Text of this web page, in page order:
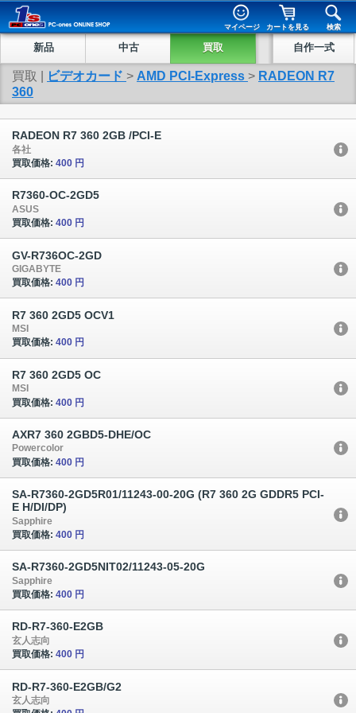
マイページ カートを見る 検索
新品 中古 買取 自作一式
買取 | ビデオカード > AMD PCI-Express > RADEON R7
360
RADEON R7 360 2GB /PCI-E
各社
買取価格: 400 円
R7360-OC-2GD5
ASUS
買取価格: 400 円
GV-R736OC-2GD
GIGABYTE
買取価格: 400 円
R7 360 2GD5 OCV1
MSI
買取価格: 400 円
R7 360 2GD5 OC
MSI
買取価格: 400 円
AXR7 360 2GBD5-DHE/OC
Powercolor
買取価格: 400 円
SA-R7360-2GD5R01/11243-00-20G (R7 360 2G GDDR5 PCI-
E H/DI/DP)
Sapphire
買取価格: 400 円
SA-R7360-2GD5NIT02/11243-05-20G
Sapphire
買取価格: 400 円
RD-R7-360-E2GB
玄人志向
買取価格: 400 円
RD-R7-360-E2GB/G2
玄人志向